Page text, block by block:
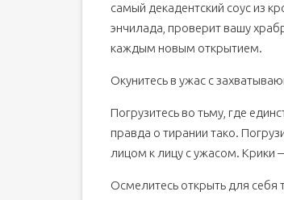
самый декадентский соус из
энчилада, проверит вашу
каждым новым открытием.
Окунитесь в ужас с
Погрузитесь во тьму, где
правда о тирании тако.
лицом к лицу с ужасом. Крики
Осмелитесь открыть для